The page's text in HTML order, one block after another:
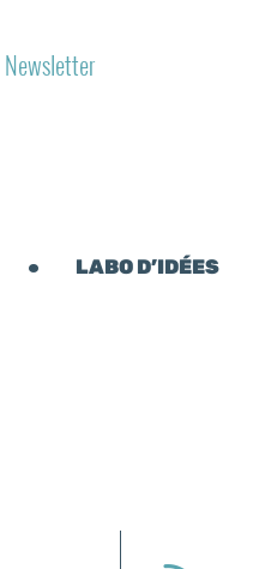
Newsletter
LABO D’IDÉES